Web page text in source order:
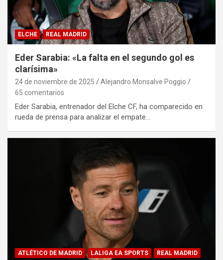
ELCHE REAL MADRID
Eder Sarabia: «La falta en el segundo gol es
clarísima»
24 de noviembre de 2025
Alejandro Monsalve Poggio
65 comentarios
Eder Sarabia, entrenador del Elche CF, ha comparecido en
rueda de prensa para analizar el empate…
ATLÉTICO DE MADRID LALIGA EA SPORTS REAL MADRID